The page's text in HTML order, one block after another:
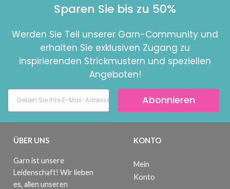
Sparen Sie bis zu 50%
Werden Sie Teil unserer Garn-Community und
erhalten Sie exklusiven Zugang zu
inspirierenden Strickmustern und speziellen
Angeboten!
Abonnieren
ÜBER UNS
Garn ist unsere
Leidenschaft! Wir lieben
es, allen unseren
KONTO
Mein
Konto